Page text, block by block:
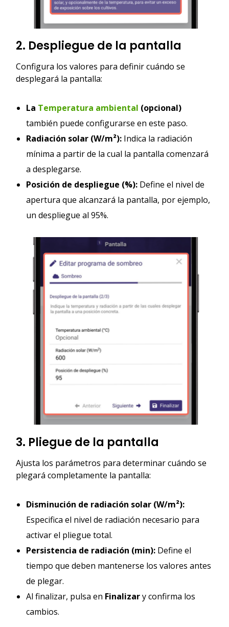
2. Despliegue de la pantalla
Configura los valores para definir cuándo se
desplegará la pantalla:
La Temperatura ambiental (opcional)
también puede configurarse en este paso.
Radiación solar (W/m²): Indica la radiación
mínima a partir de la cual la pantalla comenzará
a desplegarse.
Posición de despliegue (%): Define el nivel de
apertura que alcanzará la pantalla, por ejemplo,
un despliegue al 95%.
3. Pliegue de la pantalla
Ajusta los parámetros para determinar cuándo se
plegará completamente la pantalla:
Disminución de radiación solar (W/m²):
Especifica el nivel de radiación necesario para
activar el pliegue total.
Persistencia de radiación (min): Define el
tiempo que deben mantenerse los valores antes
de plegar.
Al finalizar, pulsa en Finalizary confirma los
cambios.